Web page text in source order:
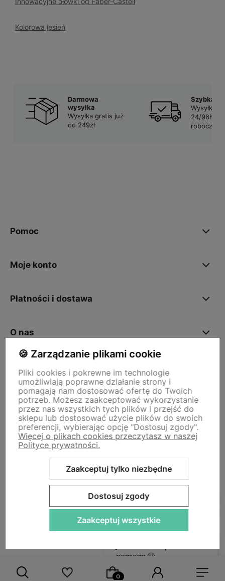
Kolorowa jesień
Darmowa
wysyłka
Wysyłka gratis już
od 249zł
Szybka
Wysyłka w
24/96h w
robocze
Pomoc
Moje konto
Płatności i dostawa
O nas
Storm - sklep plastyczny
Adres sklepu internetowego:ul. Kazimierza Wielkiego 29a, 50-077
WrocławSiedziba firmy:ul. Jana Uphagena 19, 80-237 Gdańsk NIP:
5840152571
zamowienia@stormplastyczny.pl| Tel.:781350938
Sklep internetowy Shoper Premium
Szablon Shoper Modern 3.0™
🍪 Zarządzanie plikami cookie
Pliki cookies i pokrewne im technologie
umożliwiają poprawne działanie strony i
pomagają nam dostosować ofertę do Twoich
potrzeb. Możesz zaakceptować wykorzystanie
przez nas wszystkich tych plików i przejść do
sklepu lub dostosować użycie plików do swoich
preferencji, wybierając opcję "Dostosuj zgody".
Więcej o plikach cookies przeczytasz w naszej
Polityce prywatności.
Zaakceptuj tylko niezbędne
Dostosuj zgody
Zaakceptuj wszystkie